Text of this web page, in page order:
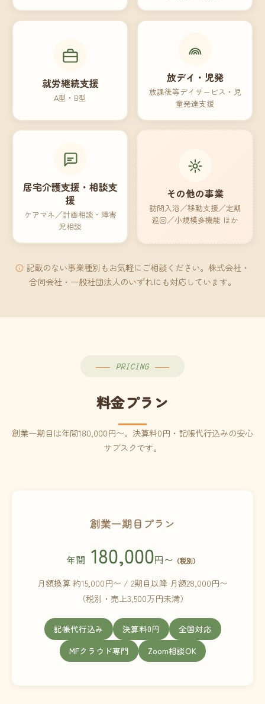
就労継続支援
A型・B型
放デイ・児発
放課後等デイサービス・児
童発達支援
居宅介護支援・相談支
援
ケアマネ／計画相談・障害
児相談
その他の事業
訪問入浴／移動支援／定期
巡回／小規模多機能 ほか
記載のない事業種別もお気軽にご相談ください。株式会社・
合同会社・一般社団法人のいずれにも対応しています。
PRICING
料金プラン
創業一期目は年間180,000円〜。決算料0円・記帳代行込みの安心
サブスクです。
創業一期目プラン
年間 180,000円〜 （税別）
月額換算 約15,000円〜 / 2期目以降 月額28,000円〜
（税別・売上3,500万円未満）
記帳代行込み 決算料0円
全国対応
MFクラウド専門
Zoom相談OK